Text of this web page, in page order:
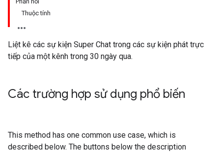
Thuộc tính
Liệt kê các sự kiện Super Chat trong các sự kiện phát trực
tiếp của một kênh trong 30 ngày qua.
Các trường hợp sử dụng phổ biến